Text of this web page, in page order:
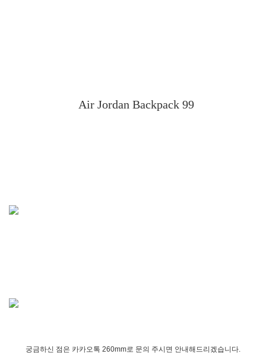
Air Jordan Backpack 99
궁금하신 점은 카카오톡 260mm로 문의 주시면 안내해드리겠습니다.